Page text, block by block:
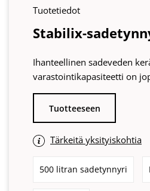
Tuotetiedot
Stabilix-
Ihanteellinen sadeveden
varastointikapasiteetti on
Tuotteeseen
Tärkeitä yksityiskohtia
500 litran sadetynnyri